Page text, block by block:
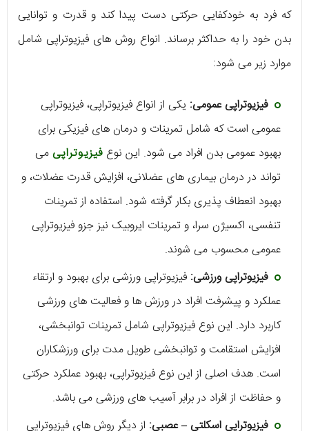
که فرد به خودکفایی حرکتی دست پیدا کند و قدرت و توانایی
بدن خود را به حداکثر برساند. انواع روش های فیزیوتراپی شامل
موارد زیر می شود:
فیزیوتراپی عمومی: یکی از انواع فیزیوتراپی، فیزیوتراپی
عمومی است که شامل تمرینات و درمان‌ های فیزیکی برای
بهبود عمومی بدن افراد می ‌شود. این نوع فیزیوتراپیمی
‌تواند در درمان بیماری ‌های عضلانی، افزایش قدرت عضلات، و
بهبود انعطاف پذیری بکار گرفته شود. استفاده از تمرینات
تنفسی، اکسيژن ‌سرا، و تمرینات ایروبیک نیز جزو فیزیوتراپی
عمومی محسوب می ‌شوند.
فیزیوتراپی ورزشی: فیزیوتراپی ورزشی برای بهبود و ارتقاء
عملکرد و پیشرفت افراد در ورزش ‌ها و فعالیت‌ های ورزشی
کاربرد دارد. این نوع فیزیوتراپی شامل تمرینات توانبخشی،
افزایش استقامت و توانبخشی طویل مدت برای ورزشکاران
است. هدف اصلی از این نوع فیزیوتراپی، بهبود عملکرد حرکتی
و حفاظت از افراد در برابر آسیب‌ های ورزشی می ‌باشد.
فیزیوتراپی اسکلتی – عصبی: از دیگر روش های فیزیوتراپی